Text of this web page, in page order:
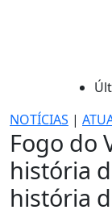
NOTÍCIAS |
Fogo do
história
história